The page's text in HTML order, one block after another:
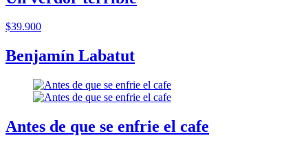
$39.900
Benjamín Labatut
Antes de que se enfrie el cafe